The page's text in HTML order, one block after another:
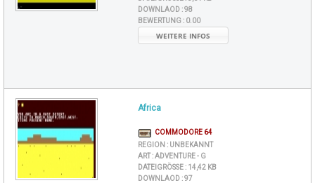
DOWNLAOD :98
BEWERTUNG : 0.00
WEITERE INFOS
Africa
COMMODORE 64
REGION : UNBEKANNT
ART :ADVENTURE - G
DATEIGRÖSSE : 14,42 KB
DOWNLAOD :97